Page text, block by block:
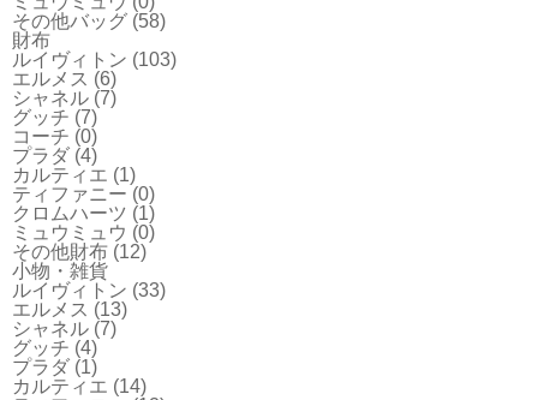
その他バッグ (58)
財布
ルイヴィトン (103)
エルメス (6)
シャネル (7)
グッチ (7)
コーチ (0)
プラダ (4)
カルティエ (1)
ティファニー (0)
クロムハーツ (1)
ミュウミュウ (0)
その他財布 (12)
小物・雑貨
ルイヴィトン (33)
エルメス (13)
シャネル (7)
グッチ (4)
プラダ (1)
カルティエ (14)